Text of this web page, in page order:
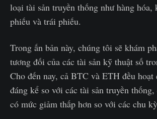
loại tài sản truyền thống như hàng
phiếu và trái phiếu.
Trong ấn bản này, chúng tôi sẽ khám
tương đối của các tài sản kỹ thuật số
Cho đến nay, cả BTC và ETH đều hoạt
đáng kể so với các tài sản truyền
có mức giảm thấp hơn so với các chu